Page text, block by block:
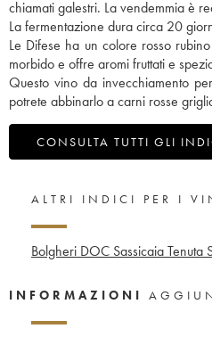
chiamati galestri. La vendemmia è
La fermentazione dura circa 20
Le Difese ha un colore rosso
morbido e offre aromi fruttati e
Questo vino da invecchiamento
potrete abbinarlo a carni rosse
CONSULTA TUTTI GLI
ALTRI INDICI PER I
Bolgheri DOC Sassicaia Tenuta
INFORMAZIONI